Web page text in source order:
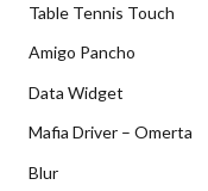
Table Tennis Touch
Amigo Pancho
Data Widget
Mafia Driver – Omerta
Blur